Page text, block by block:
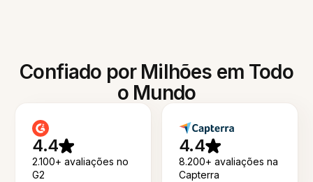
Confiado por Milhões em Todo
o Mundo
4.4
2.100+ avaliações no
G2
4.4
8.200+ avaliações na
Capterra